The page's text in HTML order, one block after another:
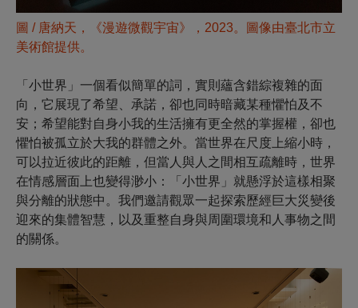
圖 / 唐納天，《漫遊微觀宇宙》，2023。圖像由臺北市立
美術館提供。
「小世界」一個看似簡單的詞，實則蘊含錯綜複雜的面
向，它展現了希望、承諾，卻也同時暗藏某種懼怕及不
安；希望能對自身小我的生活擁有更全然的掌握權，卻也
懼怕被孤立於大我的群體之外。當世界在尺度上縮小時，
可以拉近彼此的距離，但當人與人之間相互疏離時，世界
在情感層面上也變得渺小：「小世界」就懸浮於這樣相聚
與分離的狀態中。我們邀請觀眾一起探索歷經巨大災變後
迎來的集體智慧，以及重整自身與周圍環境和人事物之間
的關係。